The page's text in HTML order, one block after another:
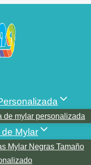
de mylar personalizada
Mylar
Mylar Negras Tamaño